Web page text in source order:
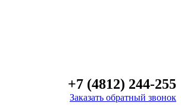
+7 (4812) 244-255
Заказать обратный звонок